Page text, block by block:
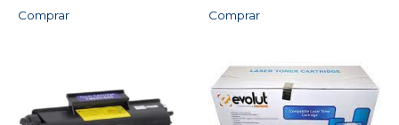
Comprar
Comprar